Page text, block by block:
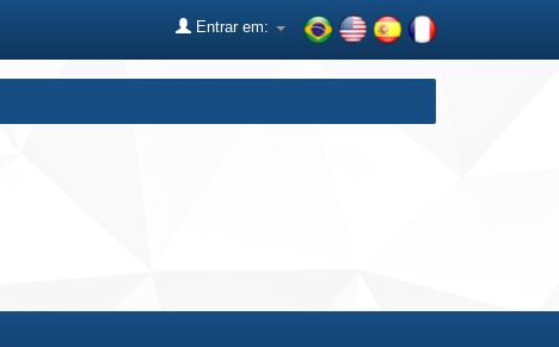
Entrar em: